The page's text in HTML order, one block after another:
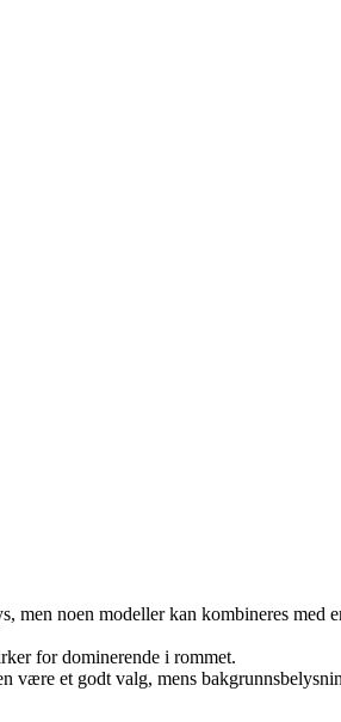
men noen modeller kan kombineres med
for dominerende i rommet.
et godt valg, mens